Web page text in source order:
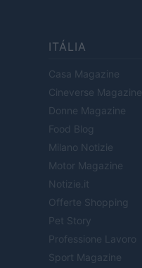
ITÁLIA
Casa Magazine
Cineverse Magazine
Donne Magazine
Food Blog
Milano Notizie
Motor Magazine
Notizie.it
Offerte Shopping
Pet Story
Professione Lavoro
Sport Magazine